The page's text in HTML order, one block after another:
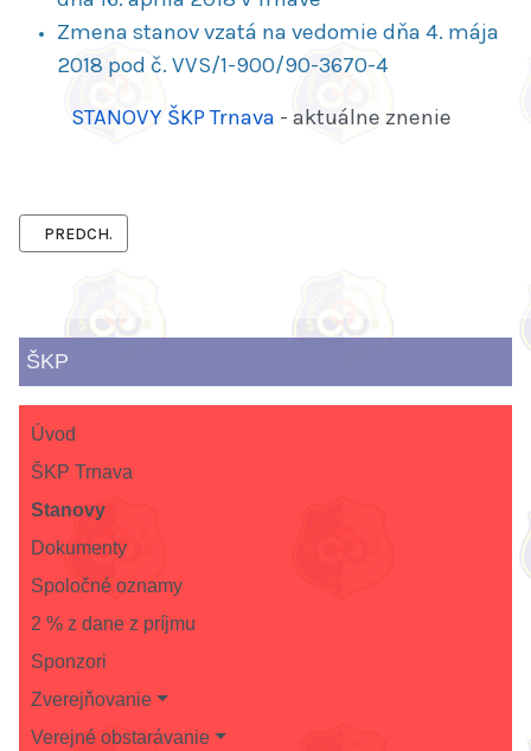
Zmena stanov vzatá na vedomie dňa 4. mája
2018 pod č. VVS/1-900/90-3670-4
STANOVY ŠKP Trnava - aktuálne znenie
PREDCHÁDZAJÚCI ČLÁNOK: ŠPORTOVÝ KLUB POLÍCIE TRNAVA
PREDCH.
ŠKP
Úvod
ŠKP Trnava
Stanovy
Dokumenty
Spoločné oznamy
2 % z dane z príjmu
Sponzori
Zverejňovanie
Verejné obstarávanie